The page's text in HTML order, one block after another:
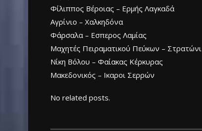
Φίλιππος Βέροιας – Ερμής Λαγκαδά
Αγρίνιο – Χαλκηδόνα
Φάρσαλα – Εσπερος Λαμίας
Μαχητές Πειραματικού Πεύκων – Στρατώνι
Νίκη Βόλου – Φαίακας Κέρκυρας
Μακεδονικός – Ικαροι Σερρών
No related posts.